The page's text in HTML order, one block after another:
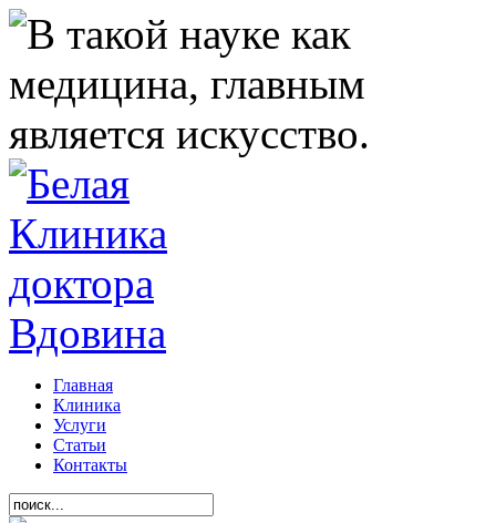
Главная
Клиника
Услуги
Статьи
Контакты